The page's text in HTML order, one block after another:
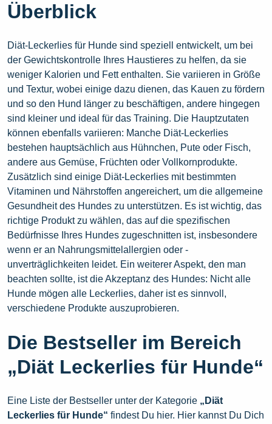
Überblick
Diät-Leckerlies für Hunde sind speziell entwickelt, um bei
der Gewichtskontrolle Ihres Haustieres zu helfen, da sie
weniger Kalorien und Fett enthalten. Sie variieren in Größe
und Textur, wobei einige dazu dienen, das Kauen zu fördern
und so den Hund länger zu beschäftigen, andere hingegen
sind kleiner und ideal für das Training. Die Hauptzutaten
können ebenfalls variieren: Manche Diät-Leckerlies
bestehen hauptsächlich aus Hühnchen, Pute oder Fisch,
andere aus Gemüse, Früchten oder Vollkornprodukte.
Zusätzlich sind einige Diät-Leckerlies mit bestimmten
Vitaminen und Nährstoffen angereichert, um die allgemeine
Gesundheit des Hundes zu unterstützen. Es ist wichtig, das
richtige Produkt zu wählen, das auf die spezifischen
Bedürfnisse Ihres Hundes zugeschnitten ist, insbesondere
wenn er an Nahrungsmittelallergien oder -
unverträglichkeiten leidet. Ein weiterer Aspekt, den man
beachten sollte, ist die Akzeptanz des Hundes: Nicht alle
Hunde mögen alle Leckerlies, daher ist es sinnvoll,
verschiedene Produkte auszuprobieren.
Die Bestseller im Bereich
„Diät Leckerlies für Hunde“
Eine Liste der Bestseller unter der Kategorie „Diät
Leckerlies für Hunde“ findest Du hier. Hier kannst Du Dich